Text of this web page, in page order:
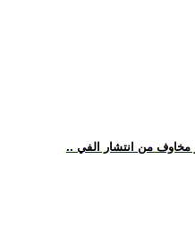
مخاوف من انتشار الفي